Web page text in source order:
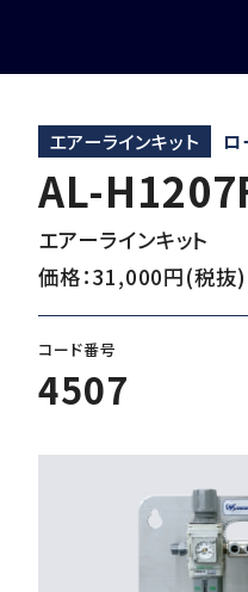
製品情報
事例紹介
エアーラインキット ロ
AL-
エアーラインキット
価格：31,000円(税抜)
コード番号
4507